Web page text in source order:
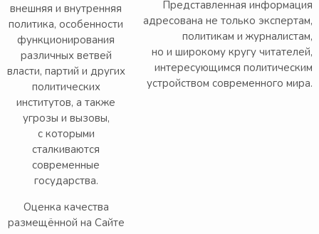
внешняя и внутренняя
политика, особенности
функционирования
различных ветвей
власти, партий и других
политических
институтов, а также
угрозы и вызовы,
с которыми
сталкиваются
современные
государства.
Оценка качества
размещённой на Сайте
Представленная информация
адресована не только экспертам,
политикам и журналистам,
но и широкому кругу читателей,
интересующимся политическим
устройством современного мира.